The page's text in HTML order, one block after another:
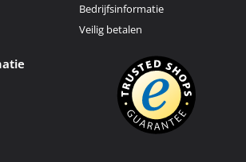
Bedrijfsinformatie
Veilig betalen